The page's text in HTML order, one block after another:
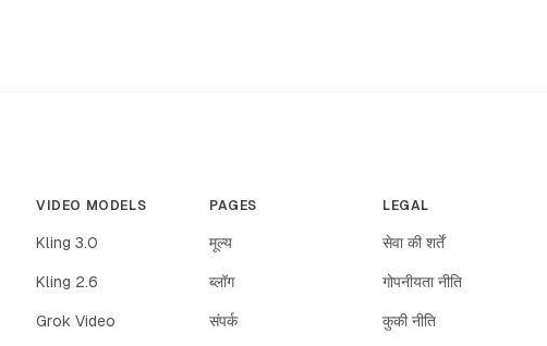
VIDEO MODELS
Kling 3.0
Kling 2.6
Grok Video
PAGES
मूल्य
ब्लॉग
संपर्क
LEGAL
सेवा की शर्तें
गोपनीयता नीति
कुकी नीति